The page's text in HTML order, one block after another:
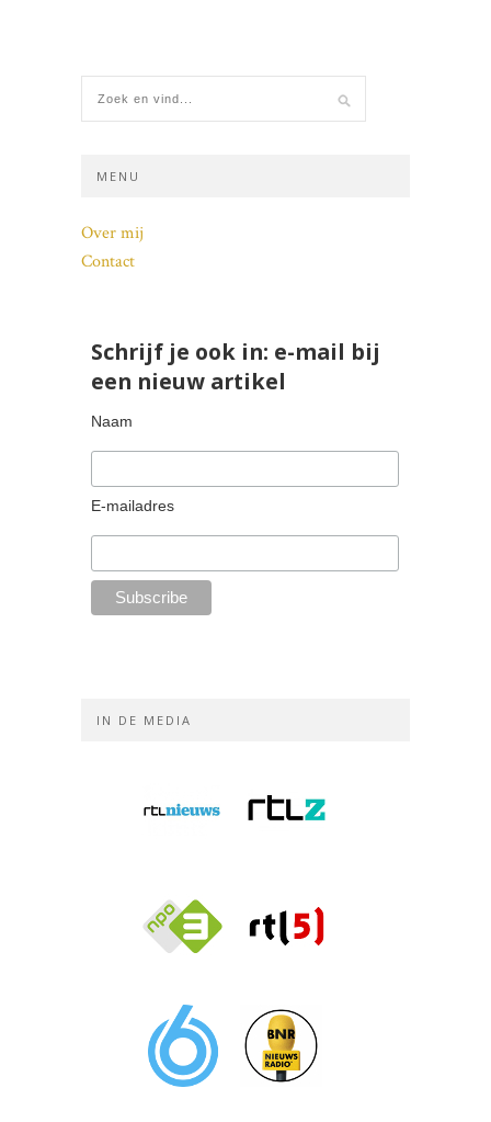
MENU
Over mij
Contact
Schrijf je ook in: e-mail bij
een nieuw artikel
Naam
E-mailadres
IN DE MEDIA